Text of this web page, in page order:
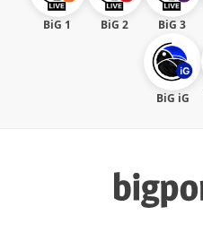
BiG 1 BiG 2 BiG 3
BiG iG